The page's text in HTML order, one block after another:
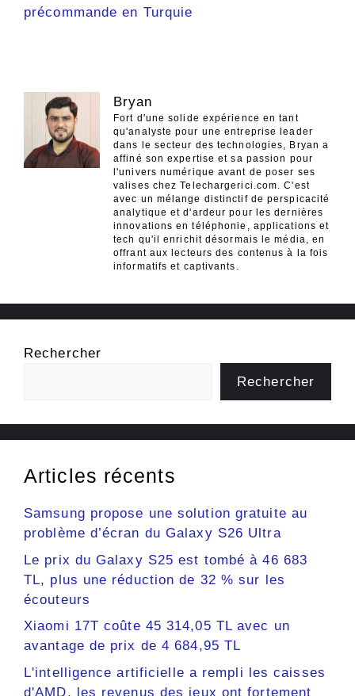
précommande en Turquie
Bryan
Fort d'une solide expérience en tant
qu'analyste pour une entreprise leader
dans le secteur des technologies, Bryan a
affiné son expertise et sa passion pour
l'univers numérique avant de poser ses
valises chez Telechargerici.com. C'est
avec un mélange distinctif de perspicacité
analytique et d'ardeur pour les dernières
innovations en téléphonie, applications et
tech qu'il enrichit désormais le média, en
offrant aux lecteurs des contenus à la fois
informatifs et captivants.
Rechercher
Rechercher
Articles récents
Samsung propose une solution gratuite au
problème d’écran du Galaxy S26 Ultra
Le prix du Galaxy S25 est tombé à 46 683
TL, plus une réduction de 32 % sur les
écouteurs
Xiaomi 17T coûte 45 314,05 TL avec un
avantage de prix de 4 684,95 TL
L'intelligence artificielle a rempli les caisses
d'AMD, les revenus des jeux ont fortement